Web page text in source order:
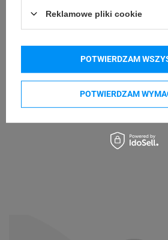
Reklamowe pliki cookie
POTWIERDZAM
POTWIERDZAM